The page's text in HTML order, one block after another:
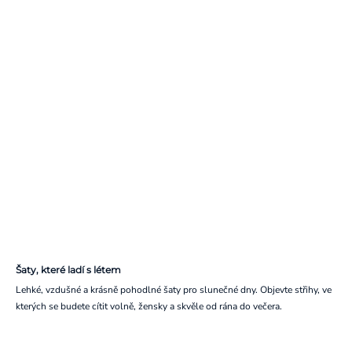
Šaty, které ladí s létem
Lehké, vzdušné a krásně pohodlné šaty pro slunečné dny. Objevte střihy, ve
kterých se budete cítit volně, žensky a skvěle od rána do večera.